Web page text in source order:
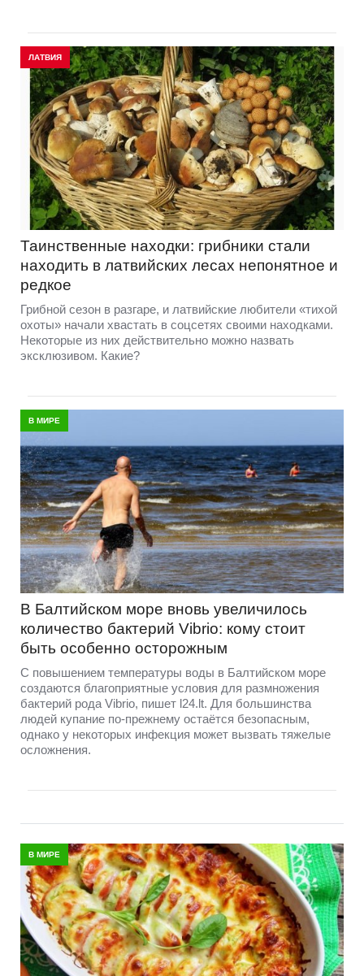
ЛАТВИЯ
Таинственные находки: грибники стали
находить в латвийских лесах непонятное и
редкое
Грибной сезон в разгаре, и латвийские любители «тихой
охоты» начали хвастать в соцсетях своими находками.
Некоторые из них действительно можно назвать
эксклюзивом. Какие?
В МИРЕ
В Балтийском море вновь увеличилось
количество бактерий Vibrio: кому стоит
быть особенно осторожным
С повышением температуры воды в Балтийском море
создаются благоприятные условия для размножения
бактерий рода Vibrio, пишет l24.lt. Для большинства
людей купание по-прежнему остаётся безопасным,
однако у некоторых инфекция может вызвать тяжелые
осложнения.
В МИРЕ